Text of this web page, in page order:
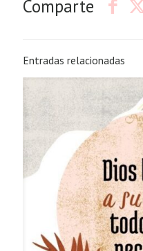
Comparte
Entradas relacionadas